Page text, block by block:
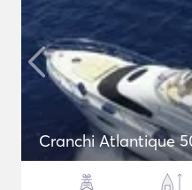
Cranchi Atlantique